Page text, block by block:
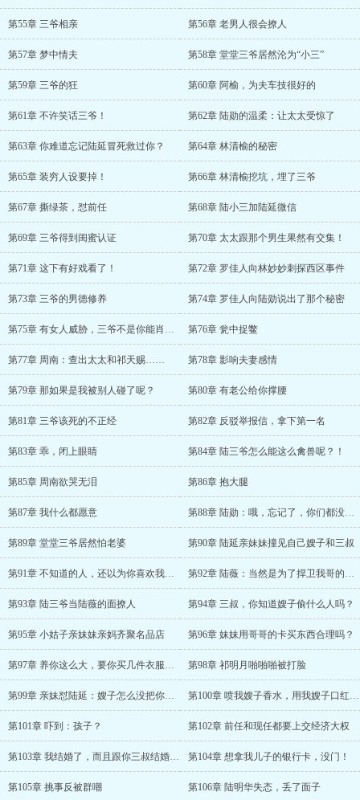
第55章 三爷相亲 第56章 老男人很会撩人
第57章 梦中情夫 第58章 堂堂三爷居然沦为“小三”
第59章 三爷的狂 第60章 阿榆，为夫车技很好的
第61章 不许笑话三爷！ 第62章 陆勋的温柔：让太太受惊了
第63章 你难道忘记陆延冒死救过你？ 第64章 林清榆的秘密
第65章 装穷人设要掉！ 第66章 林清榆挖坑，埋了三爷
第67章 撕绿茶，怼前任 第68章 陆小三加陆延微信
第69章 三爷得到闺蜜认证 第70章 太太跟那个男生果然有交集！
第71章 这下有好戏看了！ 第72章 罗佳人向林妙妙刺探西区事件
第73章 三爷的男德修养 第74章 罗佳人向陆勋说出了那个秘密
第75章 有女人威胁，三爷不是你能肖想的 第76章 瓮中捉鳖
第77章 周南：查出太太和祁天赐…… 第78章 影响夫妻感情
第79章 那如果是我被别人碰了呢？ 第80章 有老公给你撑腰
第81章 三爷该死的不正经 第82章 反驳举报信，拿下第一名
第83章 乖，闭上眼睛 第84章 陆三爷怎么能这么禽兽呢？！
第85章 周南欲哭无泪 第86章 抱大腿
第87章 我什么都愿意 第88章 陆勋：哦，忘记了，你们都没老婆
第89章 堂堂三爷居然怕老婆 第90章 陆延亲妹妹撞见自己嫂子和三叔
第91章 不知道的人，还以为你喜欢我嫂子呢！ 第92章 陆薇：当然是为了捍卫我哥的爱情啊
第93章 陆三爷当陆薇的面撩人 第94章 三叔，你知道嫂子偷什么人吗？
第95章 小姑子亲妹妹亲妈齐聚名品店 第96章 妹妹用哥哥的卡买东西合理吗？
第97章 养你这么大，要你买几件衣服过分吗？ 第98章 祁明月啪啪啪被打脸
第99章 亲妹怼陆延：嫂子怎么没把你给甩了？ 第100章 喷我嫂子香水，用我嫂子口红，有问题？
第101章 吓到：孩子？ 第102章 前任和现任都要上交经济大权
第103章 我结婚了，而且跟你三叔结婚了！ 第104章 想拿我儿子的银行卡，没门！
第105章 挑事反被群嘲 第106章 陆明华失态，丢了面子